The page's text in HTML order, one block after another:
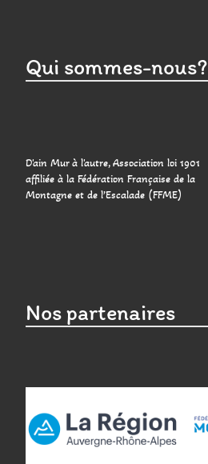
Qui sommes-nous?
D'ain Mur à l'autre, Association loi 1901
affiliée à la Fédération Française de la
Montagne et de l’Escalade (FFME)
Nos partenaires